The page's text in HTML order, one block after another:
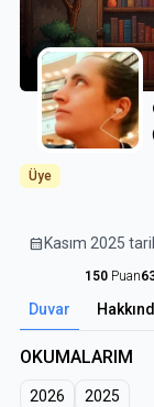
Üye
calendar_month Kasım 2025
150 Puan
Duvar
OKUMALARIM
2026 2025